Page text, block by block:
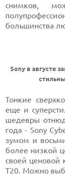
снимков,
большинства
Sony в августе
Тонкие
еще и
шедевры
года - Sony
зумом и
более низкой
своей ценовой
T20. Можно